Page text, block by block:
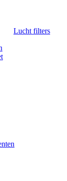
Lucht filters